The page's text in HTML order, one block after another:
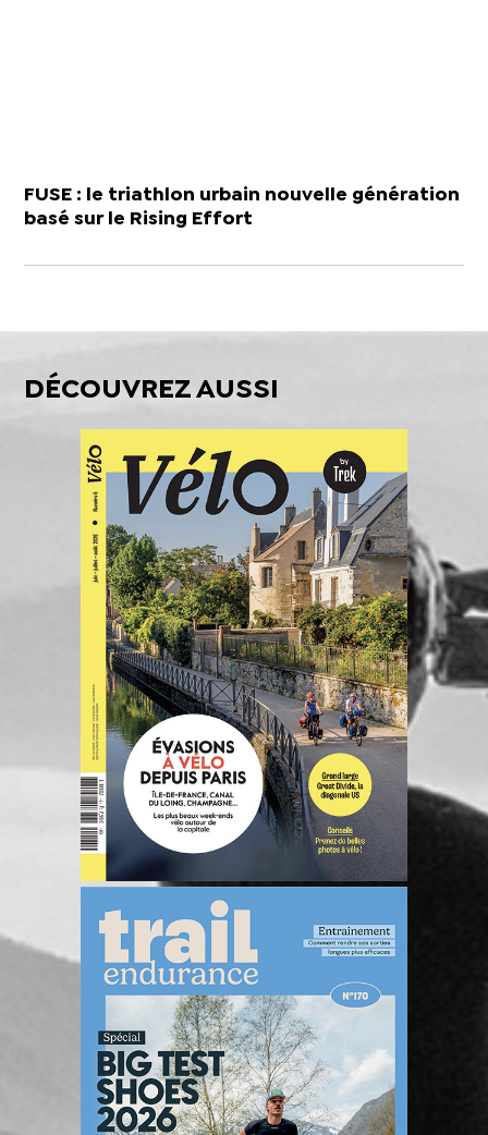
FUSE : le triathlon urbain nouvelle génération
basé sur le Rising Effort
DÉCOUVREZ AUSSI